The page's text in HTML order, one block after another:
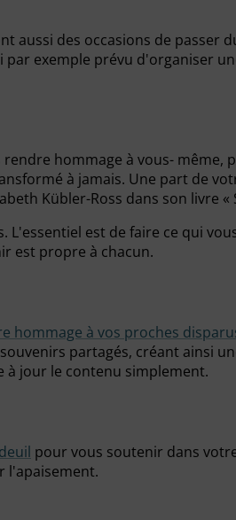
aussi des occasions de passer
exemple prévu d'organiser
hommage à vous- même,
à jamais. Une part de
Kübler-Ross dans son livre «
est de faire ce qui
est propre à chacun.
hommage à vos proches
partagés, créant ainsi
à jour le contenu simplement.
pour vous soutenir dans
l'apaisement.